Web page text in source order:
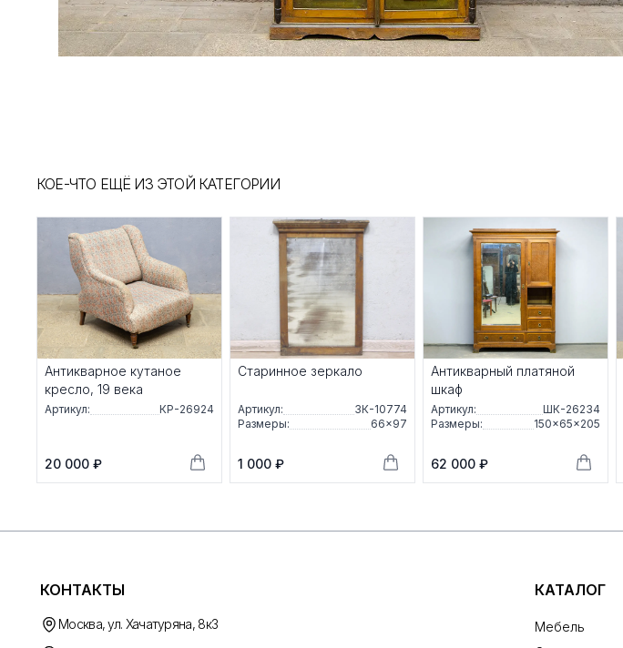
КОЕ-ЧТО ЕЩЁ ИЗ ЭТОЙ КАТЕГОРИИ
Антикварное кутаное
кресло, 19 века
Артикул: КР-26924
20 000 ₽
Старинное зеркало
Артикул:
ЗК-10774
Размеры:
66×97
1 000 ₽
Антикварный платяной
шкаф
Артикул:
ШК-26234
Размеры:
150×65×205
62 000 ₽
КОНТАКТЫ
Москва, ул. Хачатуряна, 8к3
КАТАЛОГ
Мебель